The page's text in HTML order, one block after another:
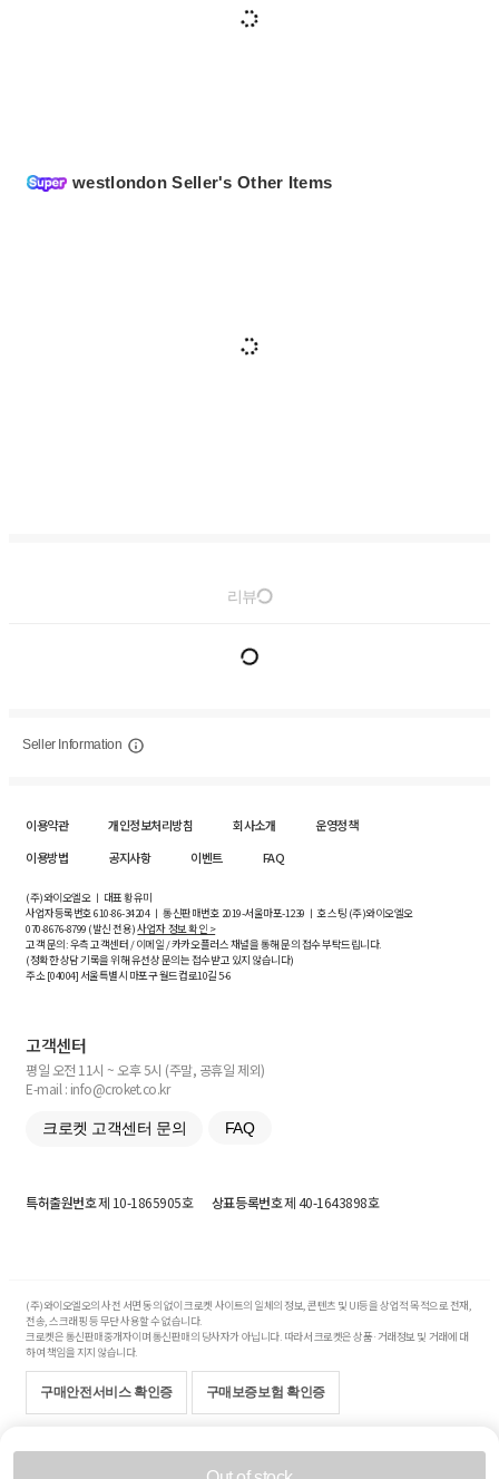
westlondon Seller's Other Items
리뷰
Seller Information
이용약관 개인정보처리방침 회사소개
운영정책
이용방법
공지사항 이벤트 FAQ
(주)와이오엘오 ㅣ 대표 황유미
사업자등록번호610-86-34204ㅣ 통신판매번호 2019-서울마포-1239 ㅣ 호스팅 (주)와이오엘오
070-8676-8799 (발신 전용)사업자 정보 확인 >
고객 문의: 우측 고객센터 / 이메일 / 카카오플러스 채널을 통해 문의 접수 부탁드립니다.
(정확한 상담 기록을 위해 유선상 문의는 접수받고 있지 않습니다)
주소 [04004] 서울특별시 마포구 월드컵로10길5-6
고객센터
평일 오전 11시 ~ 오후 5시 (주말, 공휴일 제외)
E-mail : info@croket.co.kr
크로켓 고객센터 문의 FAQ
특허출원번호제 10-1865905호 상표등록번호제 40-1643898호
(주)와이오엘오의 사전 서면 동의 없이 크로켓 사이트의 일체의 정보, 콘텐츠 및 UI등을 상업적 목적으로 전재,
전송, 스크래핑 등 무단 사용할 수 없습니다.
크로켓은 통신판매중개자이며 통신판매의 당사자가 아닙니다. 따라서 크로켓은 상품·거래정보 및 거래에 대
하여 책임을 지지 않습니다.
구매안전서비스 확인증 구매보증보험 확인증